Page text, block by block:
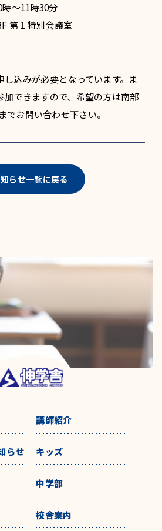
〜11時30分
第１特別会議室
し込みが必要となっています。ま
加できますので、希望の方は南部
でお問い合わせ下さい。
らせ一覧に戻る
講師紹介
らせ キッズ
中学部
校舎案内